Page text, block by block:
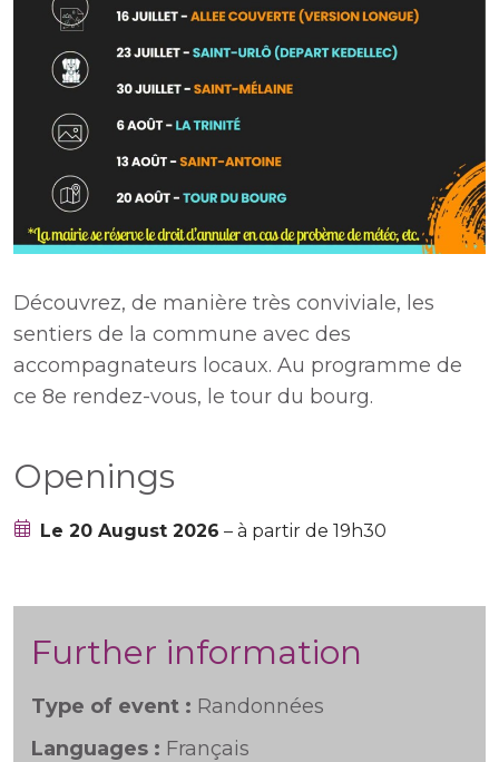
Découvrez, de manière très conviviale, les
sentiers de la commune avec des
accompagnateurs locaux. Au programme de
ce 8e rendez-vous, le tour du bourg.
Openings
Le 20 August 2026 – à partir de 19h30
Further information
Type of event : Randonnées
Languages : Français